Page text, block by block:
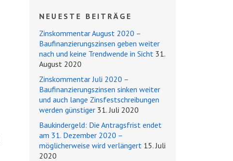
NEUESTE BEITRÄGE
Zinskommentar August 2020 –
Baufinanzierungszinsen geben weiter
nach und keine Trendwende in Sicht 31.
August 2020
Zinskommentar Juli 2020 –
Baufinanzierungszinsen sinken weiter
und auch lange Zinsfestschreibungen
werden günstiger 31. Juli 2020
Baukindergeld: Die Antragsfrist endet
am 31. Dezember 2020 –
möglicherweise wird verlängert 15. Juli
2020